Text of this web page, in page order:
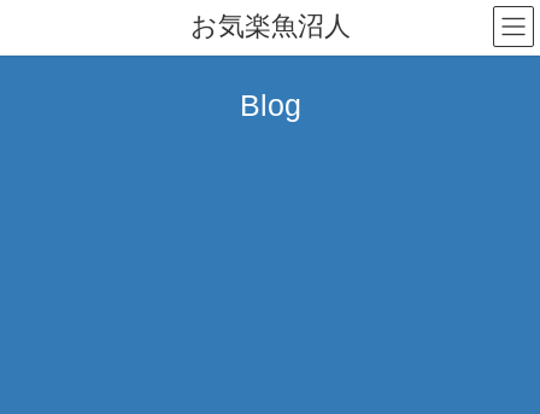
テ
ゲ
お気楽魚沼人
Blog